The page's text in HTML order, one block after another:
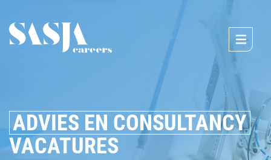
ADVIES EN CONSULTANCY
VACATURES